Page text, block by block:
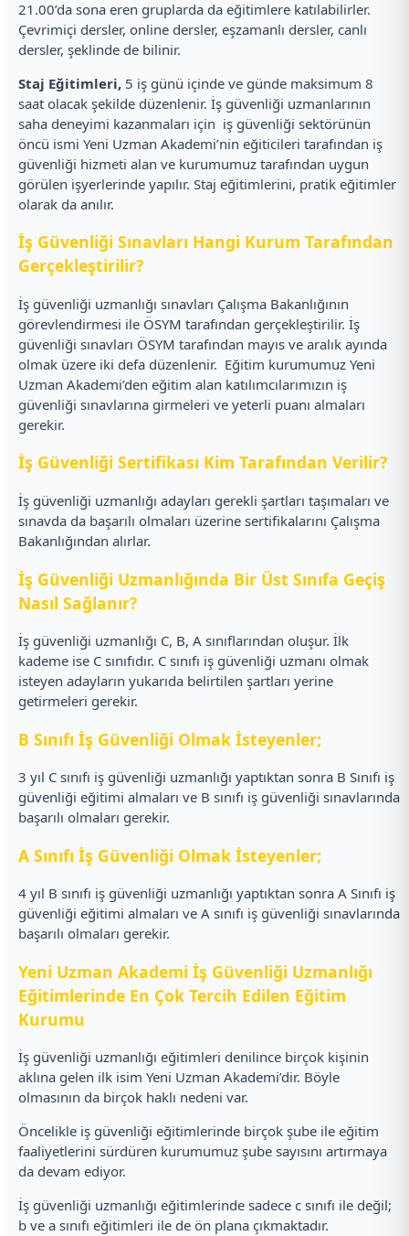
21.00’da sona eren gruplarda da eğitimlere katılabilirler.
Çevrimiçi dersler, online dersler, eşzamanlı dersler, canlı
dersler, şeklinde de bilinir.
Staj Eğitimleri, 5 iş günü içinde ve günde maksimum 8
saat olacak şekilde düzenlenir. İş güvenliği uzmanlarının
saha deneyimi kazanmaları için iş güvenliği sektörünün
öncü ismi Yeni Uzman Akademi’nin eğiticileri tarafından iş
güvenliği hizmeti alan ve kurumumuz tarafından uygun
görülen işyerlerinde yapılır. Staj eğitimlerini, pratik eğitimler
olarak da anılır.
İş Güvenliği Sınavları Hangi Kurum Tarafından
Gerçekleştirilir?
İş güvenliği uzmanlığı sınavları Çalışma Bakanlığının
görevlendirmesi ile ÖSYM tarafından gerçekleştirilir. İş
güvenliği sınavları ÖSYM tarafından mayıs ve aralık ayında
olmak üzere iki defa düzenlenir. Eğitim kurumumuz Yeni
Uzman Akademi’den eğitim alan katılımcılarımızın iş
güvenliği sınavlarına girmeleri ve yeterli puanı almaları
gerekir.
İş Güvenliği Sertifikası Kim Tarafından Verilir?
İş güvenliği uzmanlığı adayları gerekli şartları taşımaları ve
sınavda da başarılı olmaları üzerine sertifikalarını Çalışma
Bakanlığından alırlar.
İş Güvenliği Uzmanlığında Bir Üst Sınıfa Geçiş
Nasıl Sağlanır?
İş güvenliği uzmanlığı C, B, A sınıflarından oluşur. İlk
kademe ise C sınıfıdır. C sınıfı iş güvenliği uzmanı olmak
isteyen adayların yukarıda belirtilen şartları yerine
getirmeleri gerekir.
B Sınıfı İş Güvenliği Olmak İsteyenler;
3 yıl C sınıfı iş güvenliği uzmanlığı yaptıktan sonra B Sınıfı iş
güvenliği eğitimi almaları ve B sınıfı iş güvenliği sınavlarında
başarılı olmaları gerekir.
A Sınıfı İş Güvenliği Olmak İsteyenler;
4 yıl B sınıfı iş güvenliği uzmanlığı yaptıktan sonra A Sınıfı iş
güvenliği eğitimi almaları ve A sınıfı iş güvenliği sınavlarında
başarılı olmaları gerekir.
Yeni Uzman Akademi İş Güvenliği Uzmanlığı
Eğitimlerinde En Çok Tercih Edilen Eğitim
Kurumu
İş güvenliği uzmanlığı eğitimleri denilince birçok kişinin
aklına gelen ilk isim Yeni Uzman Akademi’dir. Böyle
olmasının da birçok haklı nedeni var.
Öncelikle iş güvenliği eğitimlerinde birçok şube ile eğitim
faaliyetlerini sürdüren kurumumuz şube sayısını artırmaya
da devam ediyor.
İş güvenliği uzmanlığı eğitimlerinde sadece c sınıfı ile değil;
b ve a sınıfı eğitimleri ile de ön plana çıkmaktadır.